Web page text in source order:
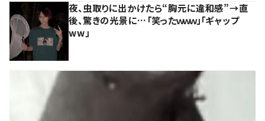
夜、虫取りに出かけたら“胸元に違和感”→直
後、驚きの光景に…「笑ったｗｗｗ」「ギャップ
ww」